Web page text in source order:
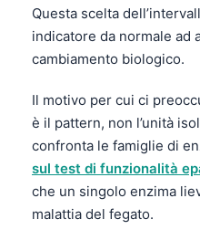
Questa scelta
indicatore da normale ad
cambiamento biologico.
Il motivo per cui ci
è il pattern, non l’unità
confronta le famiglie di
sul test di funzionalità
che un singolo enzima
malattia del fegato.